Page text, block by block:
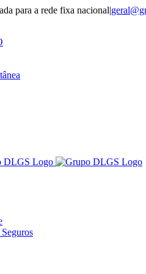
para a rede fixa nacional|